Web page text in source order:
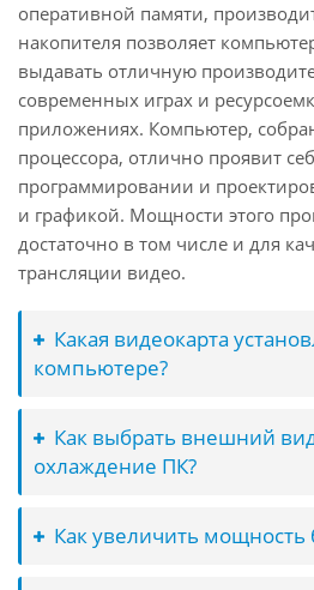
оперативной памяти,
накопителя позволяет
выдавать отличную
современных играх и
приложениях. Компьютер,
процессора, отлично проявит
программировании и
и графикой. Мощности этого
достаточно в том числе и для
трансляции видео.
Какая видеокарта
компьютере?
Как выбрать внешний
охлаждение ПК?
Как увеличить мощность